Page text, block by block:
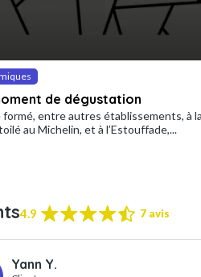
de dégustation
entre autres établissements, à
au Michelin, et à l’Estouffade,...
4.9 7 avis
Yann Y.